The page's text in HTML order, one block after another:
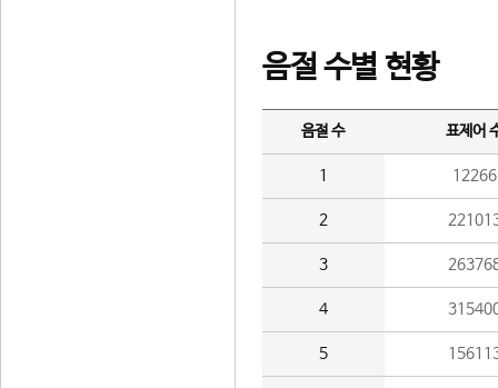
음절 수별 현황
음절 수 표제어
1 12266
2
3
4
5